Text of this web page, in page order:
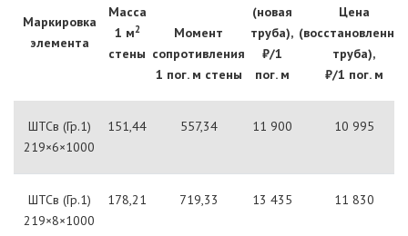
Маркировка
элемента
Масса
1 м2
стены
Момент
сопротивления
1 пог. м стены
(новая
труба),
₽/1
пог. м
Цена
(восстановленная
труба),
₽/1 пог. м
ШТСв (Гр.1)
219×6×1000
151,44 557,34 11 900 10 995
ШТСв (Гр.1)
219×8×1000
178,21 719,33 13 435 11 830